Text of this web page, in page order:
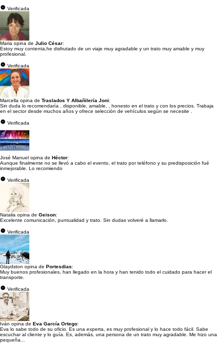
Verificada
Maria opina de Julio César:
Estoy muy contenta,he disfrutado de un viaje muy agradable y un trato muy amable y muy
profesional.
Verificada
Marcella opina de Traslados Y Albañilería Joni:
Sin duda lo recomendaría , disponible, amable, , honesto en el trato y con los precios. Trabaja
en el sector desde muchos años y ofrece selección de vehículos según se necesite .
Verificada
José Manuel opina de Héctor:
Aunque finalmente no se llevó a cabo el evento, el trato por teléfono y su predisposición fué
inmejorable. Lo recomiendo
Verificada
Natalia opina de Geison:
Excelente comunicación, puntualidad y trato. Sin dudas volveré a llamarlo.
Verificada
Glaydston opina de Portesdias:
Muy buenos profesionales, han llegado en la hora y han tenido todo el cuidado para hacer el
transporte.
Verificada
Iván opina de Eva García Ortego:
Eva lo sabe todo de su oficio. Es una experta, es muy profesional y lo hace todo fácil. Sabe
escuchar al cliente y lo guía. Es, además, una persona de un trato muy agradable. Me hizo una
pequeña...